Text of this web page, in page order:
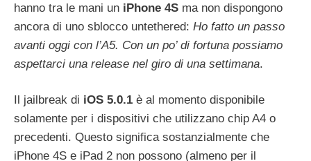
hanno tra le mani un iPhone 4S ma non dispongono
ancora di uno sblocco untethered: Ho fatto un passo
avanti oggi con l’A5. Con un po’ di fortuna possiamo
aspettarci una release nel giro di una settimana.
Il jailbreak di iOS 5.0.1 è al momento disponibile
solamente per i dispositivi che utilizzano chip A4 o
precedenti. Questo significa sostanzialmente che
iPhone 4S e iPad 2 non possono (almeno per il